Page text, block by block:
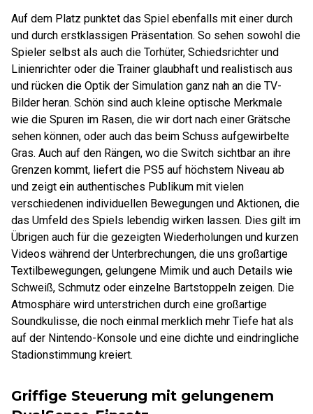
Auf dem Platz punktet das Spiel ebenfalls mit einer durch
und durch erstklassigen Präsentation. So sehen sowohl die
Spieler selbst als auch die Torhüter, Schiedsrichter und
Linienrichter oder die Trainer glaubhaft und realistisch aus
und rücken die Optik der Simulation ganz nah an die TV-
Bilder heran. Schön sind auch kleine optische Merkmale
wie die Spuren im Rasen, die wir dort nach einer Grätsche
sehen können, oder auch das beim Schuss aufgewirbelte
Gras. Auch auf den Rängen, wo die Switch sichtbar an ihre
Grenzen kommt, liefert die PS5 auf höchstem Niveau ab
und zeigt ein authentisches Publikum mit vielen
verschiedenen individuellen Bewegungen und Aktionen, die
das Umfeld des Spiels lebendig wirken lassen. Dies gilt im
Übrigen auch für die gezeigten Wiederholungen und kurzen
Videos während der Unterbrechungen, die uns großartige
Textilbewegungen, gelungene Mimik und auch Details wie
Schweiß, Schmutz oder einzelne Bartstoppeln zeigen. Die
Atmosphäre wird unterstrichen durch eine großartige
Soundkulisse, die noch einmal merklich mehr Tiefe hat als
auf der Nintendo-Konsole und eine dichte und eindringliche
Stadionstimmung kreiert.
Griffige Steuerung mit gelungenem